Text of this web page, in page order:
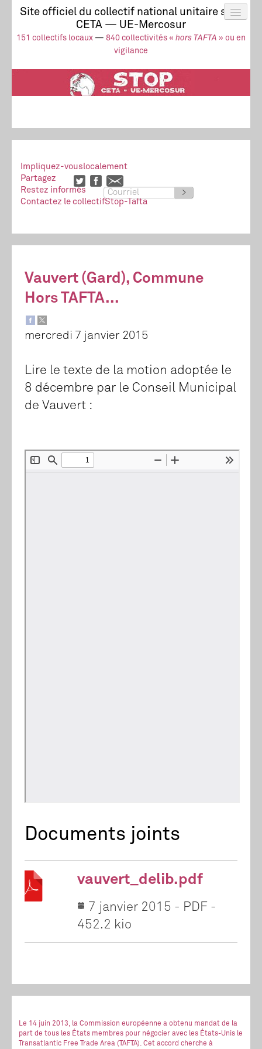
Site officiel du collectif national unitaire stop
CETA — UE-Mercosur
151 collectifs locaux — 840 collectivités « hors TAFTA » ou en
vigilance
Actus
UE-Mercosur
Stop à l’impunité !
TAFTA
CETA
Collectif
Impliquez-vouslocalement
Partagez
Restez informés
>
Contactez le collectifStop-Tafta
Vauvert (Gard), Commune
Hors TAFTA...
mercredi 7 janvier 2015
Lire le texte de la motion adoptée le
8 décembre par le Conseil Municipal
de Vauvert :
Documents joints
vauvert_delib.pdf
7 janvier 2015 - PDF -
452.2 kio
Le 14 juin 2013, la Commission européenne a obtenu mandat de la
part de tous les États membres pour négocier avec les États-Unis le
Transatlantic Free Trade Area (TAFTA). Cet accord cherche à